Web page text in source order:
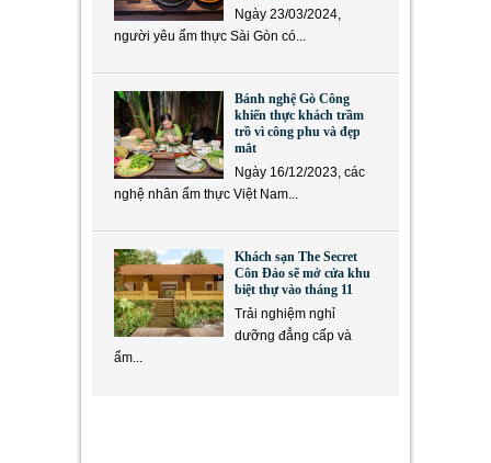
Ngày 23/03/2024,
người yêu ẩm thực Sài Gòn có...
Bánh nghệ Gò Công
khiến thực khách trầm
trồ vì công phu và đẹp
mắt
Ngày 16/12/2023, các
nghệ nhân ẩm thực Việt Nam...
Khách sạn The Secret
Côn Đảo sẽ mở cửa khu
biệt thự vào tháng 11
Trải nghiệm nghỉ
dưỡng đẳng cấp và
ẩm...